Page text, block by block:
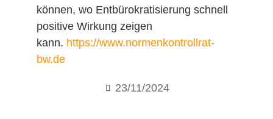
können, wo Entbürokratisierung schnell
positive Wirkung zeigen
kann. https://www.normenkontrollrat-
bw.de
23/11/2024